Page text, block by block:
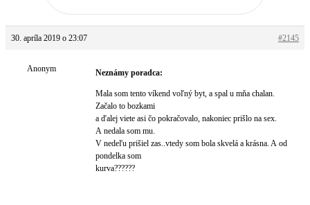
30. apríla 2019 o 23:07 #2145
Anonym Neznámy poradca:
Mala som tento víkend voľný byt, a spal u mňa chalan.
Začalo to bozkami
a ďalej viete asi čo pokračovalo, nakoniec prišlo na sex.
A nedala som mu.
V nedeľu prišiel zas..vtedy som bola skvelá a krásna. A od
pondelka som
kurva??????